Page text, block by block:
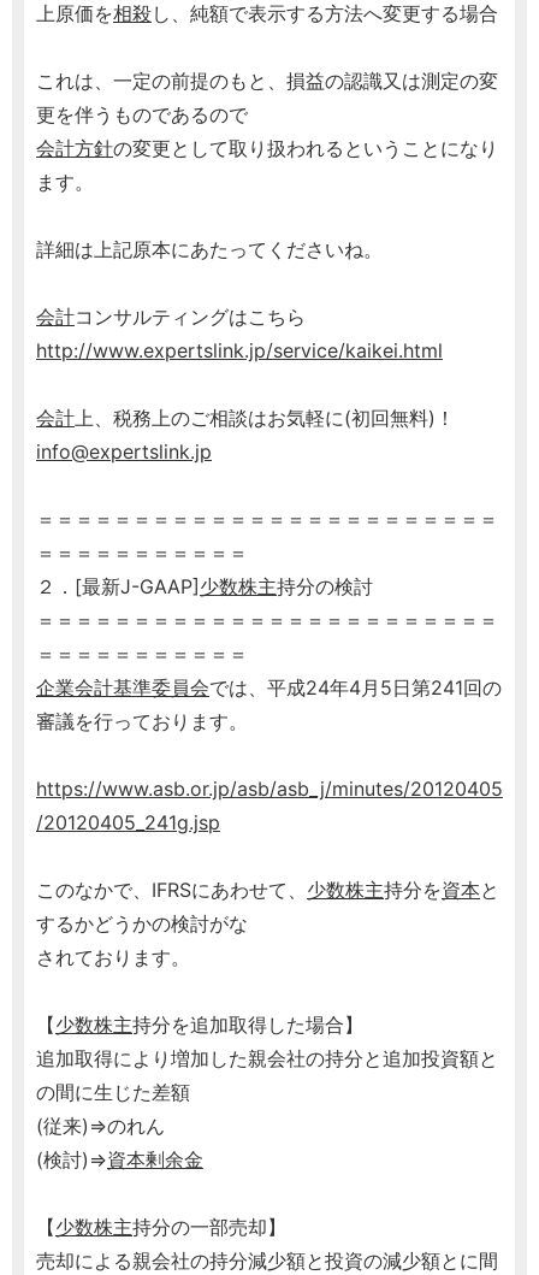
上原価を相殺し、純額で表示する方法へ変更する場合
これは、一定の前提のもと、損益の認識又は測定の変
更を伴うものであるので
会計方針の変更として取り扱われるということになり
ます。
詳細は上記原本にあたってくださいね。
会計コンサルティングはこちら
http://www.expertslink.jp/service/kaikei.html
会計上、税務上のご相談はお気軽に(初回無料)！
info@expertslink.jp
＝＝＝＝＝＝＝＝＝＝＝＝＝＝＝＝＝＝＝＝＝＝＝＝
＝＝＝＝＝＝＝＝＝＝＝
２．[最新J-GAAP] 少数株主持分の検討
＝＝＝＝＝＝＝＝＝＝＝＝＝＝＝＝＝＝＝＝＝＝＝＝
＝＝＝＝＝＝＝＝＝＝＝
企業会計基準委員会では、平成24年4月5日第241回の
審議を行っております。
https://www.asb.or.jp/asb/asb_j/minutes/20120405
/20120405_241g.jsp
このなかで、IFRSにあわせて、 少数株主持分を資本と
するかどうかの検討がな
されております。
【少数株主持分を追加取得した場合】
追加取得により増加した親会社の持分と追加投資額と
の間に生じた差額
(従来)⇒のれん
(検討)⇒資本剰余金
【少数株主持分の一部売却】
売却による親会社の持分減少額と投資の減少額とに間